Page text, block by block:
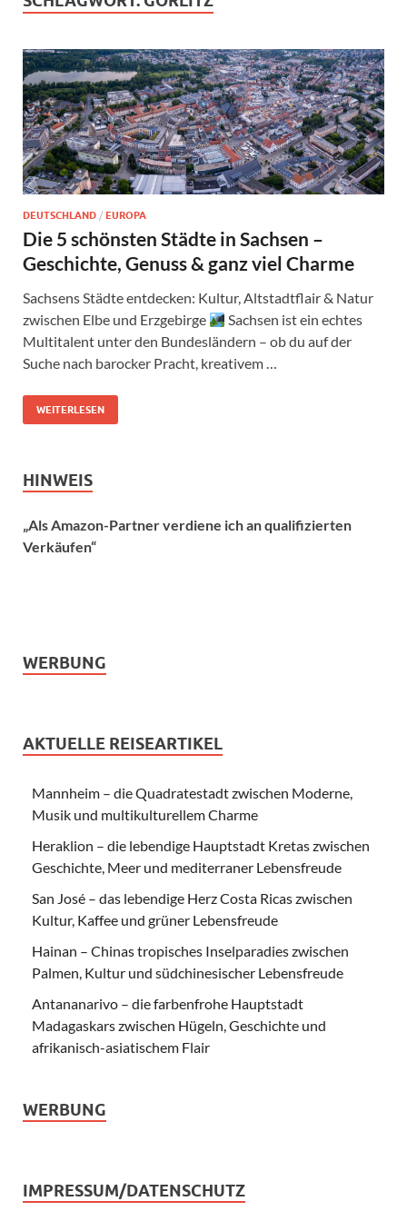
DEUTSCHLAND / EUROPA
Die 5 schönsten Städte in Sachsen –
Geschichte, Genuss & ganz viel Charme
Sachsens Städte entdecken: Kultur, Altstadtflair & Natur
zwischen Elbe und Erzgebirge
Sachsen ist ein echtes
Multitalent unter den Bundesländern – ob du auf der
Suche nach barocker Pracht, kreativem …
WEITERLESEN
HINWEIS
„Als Amazon-Partner verdiene ich an qualifizierten
Verkäufen“
WERBUNG
AKTUELLE REISEARTIKEL
Mannheim – die Quadratestadt zwischen Moderne,
Musik und multikulturellem Charme
Heraklion – die lebendige Hauptstadt Kretas zwischen
Geschichte, Meer und mediterraner Lebensfreude
San José – das lebendige Herz Costa Ricas zwischen
Kultur, Kaffee und grüner Lebensfreude
Hainan – Chinas tropisches Inselparadies zwischen
Palmen, Kultur und südchinesischer Lebensfreude
Antananarivo – die farbenfrohe Hauptstadt
Madagaskars zwischen Hügeln, Geschichte und
afrikanisch-asiatischem Flair
WERBUNG
IMPRESSUM/DATENSCHUTZ